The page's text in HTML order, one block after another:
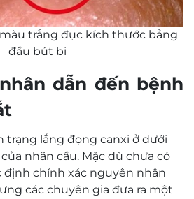
trắng đục kích thước bằng
đầu bút bi
dẫn đến bệnh
trạng lắng đọng canxi ở dưới
nhãn cầu. Mặc dù chưa có
định chính xác nguyên nhân
các chuyên gia đưa ra một